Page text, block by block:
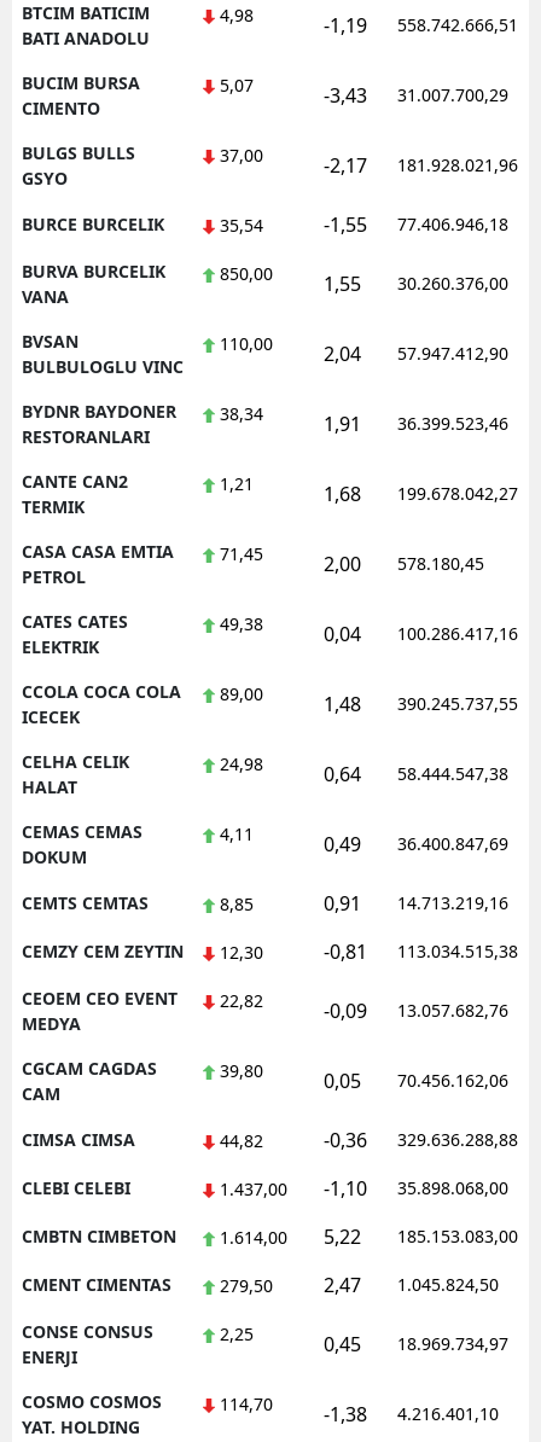
BTCIM BATICIM
BATI ANADOLU
4,98 -1,19 558.742.666,51
BUCIM BURSA
CIMENTO
5,07 -3,43 31.007.700,29
BULGS BULLS
GSYO
37,00 -2,17 181.928.021,96
BURCE BURCELIK 35,54 -1,55 77.406.946,18
BURVA BURCELIK
VANA
850,00 1,55 30.260.376,00
BVSAN
BULBULOGLU VINC
110,00 2,04 57.947.412,90
BYDNR BAYDONER
RESTORANLARI
38,34 1,91 36.399.523,46
CANTE CAN2
TERMIK
1,21 1,68 199.678.042,27
CASA CASA EMTIA
PETROL
71,45 2,00 578.180,45
CATES CATES
ELEKTRIK
49,38 0,04 100.286.417,16
CCOLA COCA COLA
ICECEK
89,00 1,48 390.245.737,55
CELHA CELIK
HALAT
24,98 0,64 58.444.547,38
CEMAS CEMAS
DOKUM
4,11 0,49 36.400.847,69
CEMTS CEMTAS 8,85 0,91 14.713.219,16
CEMZY CEM ZEYTIN 12,30 -0,81 113.034.515,38
CEOEM CEO EVENT
MEDYA
22,82 -0,09 13.057.682,76
CGCAM CAGDAS
CAM
39,80 0,05 70.456.162,06
CIMSA CIMSA 44,82 -0,36 329.636.288,88
CLEBI CELEBI 1.437,00 -1,10 35.898.068,00
CMBTN CIMBETON 1.614,00 5,22 185.153.083,00
CMENT CIMENTAS 279,50 2,47 1.045.824,50
CONSE CONSUS
ENERJI
2,25 0,45 18.969.734,97
COSMO COSMOS
YAT. HOLDING
114,70 -1,38 4.216.401,10